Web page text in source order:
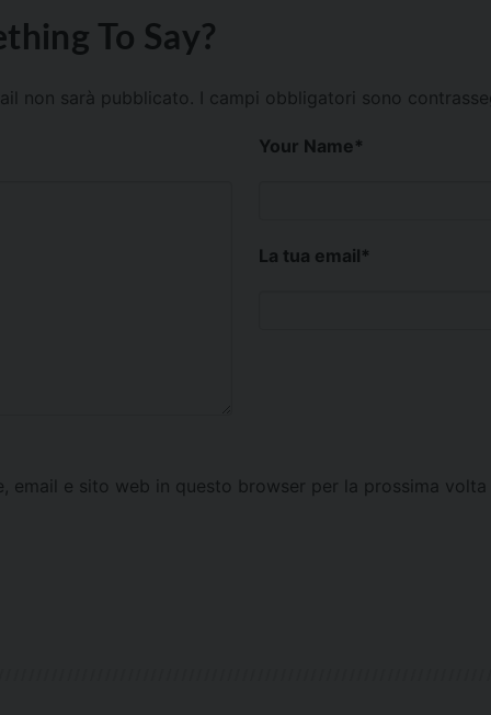
To Say?
non sarà pubblicato. I campi obbligatori sono
Your Name*
La tua email*
email e sito web in questo browser per la prossima